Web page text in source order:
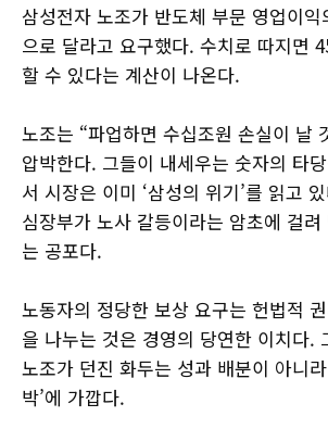
삼성전자 노조가 반도체 부문 영업이
으로 달라고 요구했다. 수치로 따지면
할 수 있다는 계산이 나온다.
노조는 “파업하면 수십조원 손실이 날
압박한다. 그들이 내세우는 숫자의 타
서 시장은 이미 ‘삼성의 위기’를 읽고
심장부가 노사 갈등이라는 암초에 걸
는 공포다.
노동자의 정당한 보상 요구는 헌법적
을 나누는 것은 경영의 당연한 이치다.
노조가 던진 화두는 성과 배분이 아니
박’에 가깝다.